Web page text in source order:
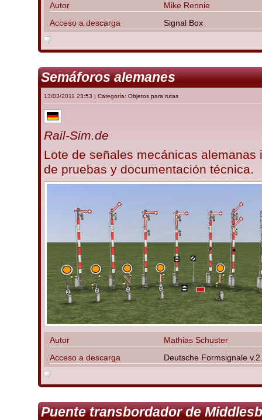
Autor
Mike Rennie
Acceso a descarga
Signal Box
Semáforos alemanes
13/03/2011 23:53 | Categoría: Objetos para rutas
Rail-Sim.de
Lote de señales mecánicas alemanas
de pruebas y documentación técnica.
Autor
Mathias Schuster
Acceso a descarga
Deutsche Formsignale
Puente transbordador de